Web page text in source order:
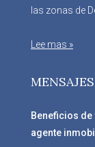
las zonas de
Lee mas »
Beneficios de
agente